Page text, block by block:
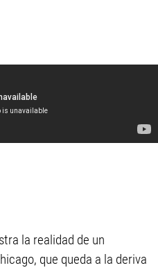
la realidad de un
que queda a la deriva